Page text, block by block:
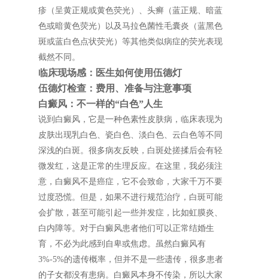
疹（呈黄正规或黄色荧光）、头癣（蓝正规、暗蓝
色或暗黄色荧光）以及马拉色菌性毛囊炎（蓝黑色
斑或蓝白色点状荧光）等其他类似病症的荧光表现
截然不同。
临床现场感：医生如何使用伍德灯
伍德灯检查：费用、准备与注意事项
白癜风：不一样的“白色”人生
说到白癜风，它是一种色素性皮肤病，临床表现为
皮肤出现乳白色、瓷白色、淡白色、云白色等不同
深浅的白斑。很多病友反映，白斑处搓揉后会有轻
微发红，这是正常的生理反应。在这里，我必须注
意，白癜风不是癌症，它不会致命，大家千万不要
过度恐慌。但是，如果不进行规范治疗，白斑可能
会扩散，甚至可能引起一些并发症，比如虹膜炎、
白内障等。对于白癜风患者他们可以正常结婚生
育，不必为此感到自卑或焦虑。虽然白癜风有
3%-5%的遗传概率，但并不是一些遗传，很多患者
的子女都没有患病。白癜风本身不传染，所以大家